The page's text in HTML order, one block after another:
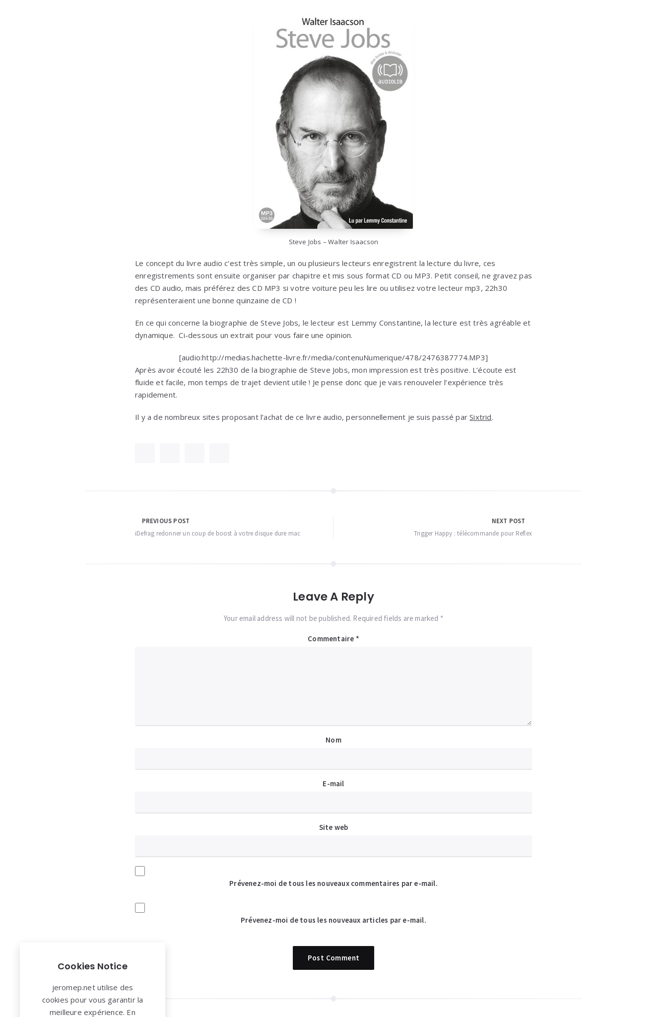
Steve Jobs – Walter Isaacson
Le concept du livre audio c’est très simple, un ou plusieurs lecteurs enregistrent la lecture du livre, ces
enregistrements sont ensuite organiser par chapitre et mis sous format CD ou MP3. Petit conseil, ne gravez pas
des CD audio, mais préférez des CD MP3 si votre voiture peu les lire ou utilisez votre lecteur mp3, 22h30
représenteraient une bonne quinzaine de CD !
En ce qui concerne la biographie de Steve Jobs, le lecteur est Lemmy Constantine, la lecture est très agréable et
dynamique. Ci-dessous un extrait pour vous faire une opinion.
[audio:http://medias.hachette-livre.fr/media/contenuNumerique/478/2476387774.MP3]
Après avoir écouté les 22h30 de la biographie de Steve Jobs, mon impression est très positive. L’écoute est
fluide et facile, mon temps de trajet devient utile ! Je pense donc que je vais renouveler l’expérience très
rapidement.
Il y a de nombreux sites proposant l’achat de ce livre audio, personnellement je suis passé parSixtrid.
Navigation
de
PREVIOUS POST
iDefrag redonner un coup de boost à votre disque dure mac
NEXT POST
Trigger Happy : télécommande pour Reflex
Leave A Reply
Your email address will not be published. Required fields are marked *
Commentaire *
Nom
E-mail
Site web
Prévenez-moi de tous les nouveaux commentaires par e-mail.
Prévenez-moi de tous les nouveaux articles par e-mail.
Cookies Notice
jeromep.net utilise des
cookies pour vous garantir la
meilleure expérience. En